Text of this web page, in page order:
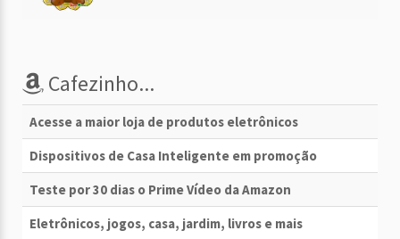
Cafezinho...
Acesse a maior loja de produtos eletrônicos
Dispositivos de Casa Inteligente em promoção
Teste por 30 dias o Prime Vídeo da Amazon
Eletrônicos, jogos, casa, jardim, livros e mais